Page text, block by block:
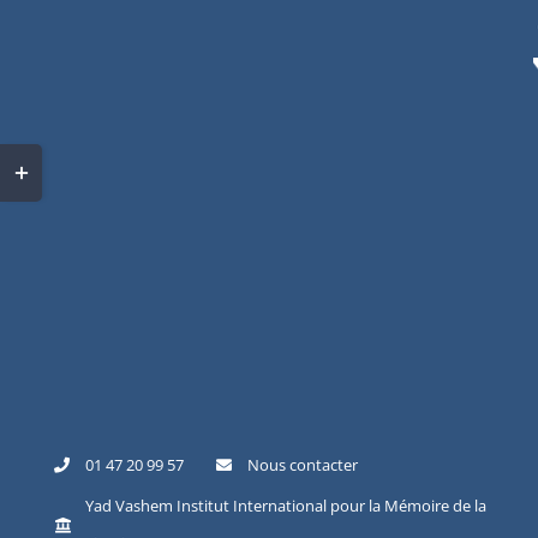
01 47 20 99 57
Nous contacter
Yad Vashem Institut International pour la Mémoire de la
Toggle
Sliding